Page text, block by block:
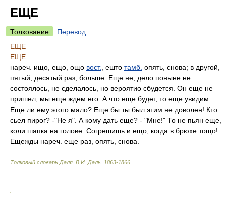
ЕЩЕ
Толкование
Перевод
ЕЩЕ
ЕЩЕ
нареч. ищо, ещо, ощо вост. , ешто тамб. опять, снова; в другой,
пятый, десятый раз; больше. Еще не, дело поныне не
состоялось, не сделалось, но вероятио сбудется. Он еще не
пришел, мы еще ждем его. А что еще будет, то еще увидим.
Еще ли ему этого мало? Еще бы ты был этим не доволен! Кто
сьел пирог? -"Не я". А кому дать еще? - "Мне!" То не пьян еще,
коли шапка на голове. Согрешишь и ещо, когда в брюхе тощо!
Ещежды нареч. еще раз, опять, снова.
Толковый словарь Даля В.И. Даль. 1863-1866